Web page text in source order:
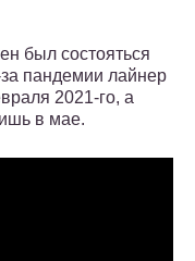
был состояться
пандемии лайнер
2021-го, а
в мае.